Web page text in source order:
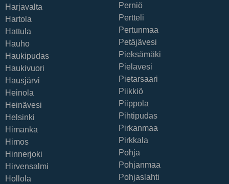
Harjavalta
Hartola
Hattula
Hauho
Haukipudas
Haukivuori
Hausjärvi
Heinola
Heinävesi
Helsinki
Himanka
Himos
Hinnerjoki
Hirvensalmi
Hollola
Perniö
Pertteli
Pertunmaa
Petäjävesi
Pieksämäki
Pielavesi
Pietarsaari
Piikkiö
Piippola
Pihtipudas
Pirkanmaa
Pirkkala
Pohja
Pohjanmaa
Pohjaslahti